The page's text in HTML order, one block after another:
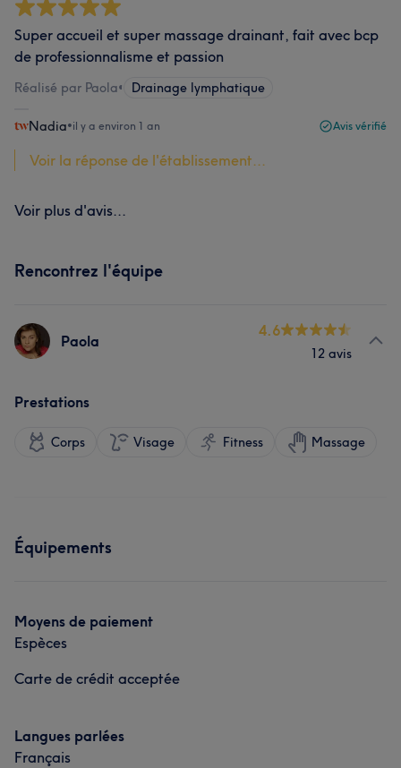
Super accueil et super massage drainant, fait avec bcp
de professionnalisme et passion
Réalisé par Paola• Drainage lymphatique
Nadia•il y a environ 1 an Avis vérifié
Voir la réponse de l'établissement...
Voir plus d'avis...
Rencontrez l'équipe
Paola
4.6
12 avis
Prestations
Corps Visage Fitness Massage
Équipements
Moyens de paiement
Espèces
Carte de crédit acceptée
Langues parlées
Français